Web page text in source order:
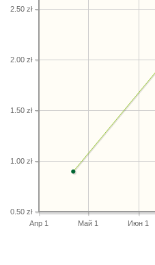
Апр 1 Май 1 Июн 1
0.50 zł
1.00 zł
1.50 zł
2.00 zł
2.50 zł